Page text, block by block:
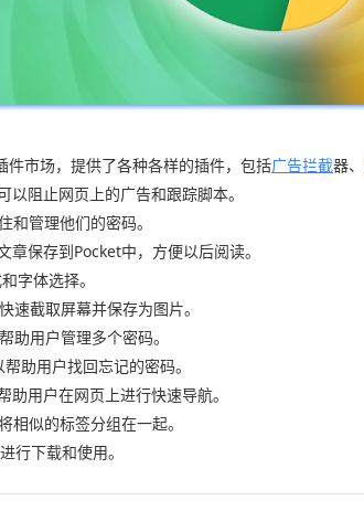
市场，提供了各种各样的插件，包括广告拦截器、
阻止网页上的广告和跟踪脚本。
管理他们的密码。
保存到Pocket中，方便以后阅读。
字体选择。
截取屏幕并保存为图片。
用户管理多个密码。
助用户找回忘记的密码。
用户在网页上进行快速导航。
似的标签分组在一起。
行下载和使用。